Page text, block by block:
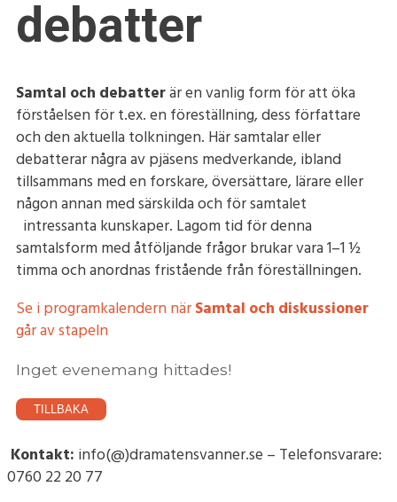
debatter
Samtal och debatterär en vanlig form för att öka
förståelsen för t.ex. en föreställning, dess författare
och den aktuella tolkningen. Här samtalar eller
debatterar några av pjäsens medverkande, ibland
tillsammans med en forskare, översättare, lärare eller
någon annan med särskilda och för samtalet
intressanta kunskaper. Lagom tid för denna
samtalsform med åtföljande frågor brukar vara 1–1 ½
timma och anordnas fristående från föreställningen.
Se i programkalendern närSamtal och diskussioner
går av stapeln
Inget evenemang hittades!
TILLBAKA
Kontakt: info(@)dramatensvanner.se – Telefonsvarare:
0760 22 20 77